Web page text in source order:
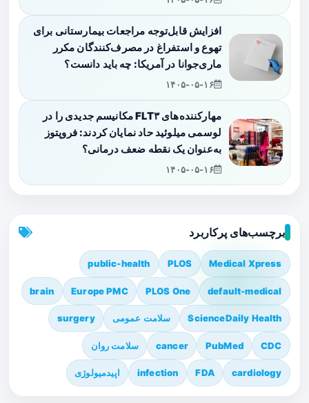
افزایش قابل‌توجه مراجعات بیمارستانی برای
تهوع و استفراغ در مصرف‌کنندگان مکرر
ماری‌جوانا در آمریکا: چه باید دانست؟
۱۴۰۵-۰۵-۱۶
مهارکننده‌های FLT۳ مکانیسم جدیدی را در
لوسمی میلوئید حاد نمایان کردند: فروپتوز
به‌عنوان یک نقطه ضعف درمانی؟
۱۴۰۵-۰۵-۱۶
برچسب‌های پرکاربرد
Medical Xpress
PLOS
public-health
default-medical
PLOS One
Europe PMC
brain
ScienceDaily Health سلامت عمومی surgery
CDC
PubMed
cancer سلامت روان
cardiology
FDA
infection اپیدمیولوژی